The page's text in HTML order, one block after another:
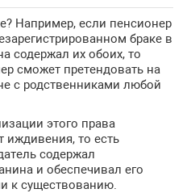
Например, если пенсионер
браке в
содержал их обоих, то
сможет претендовать на
с родственниками любой
этого права
иждивения, то есть
содержал
и обеспечивал его
к существованию.